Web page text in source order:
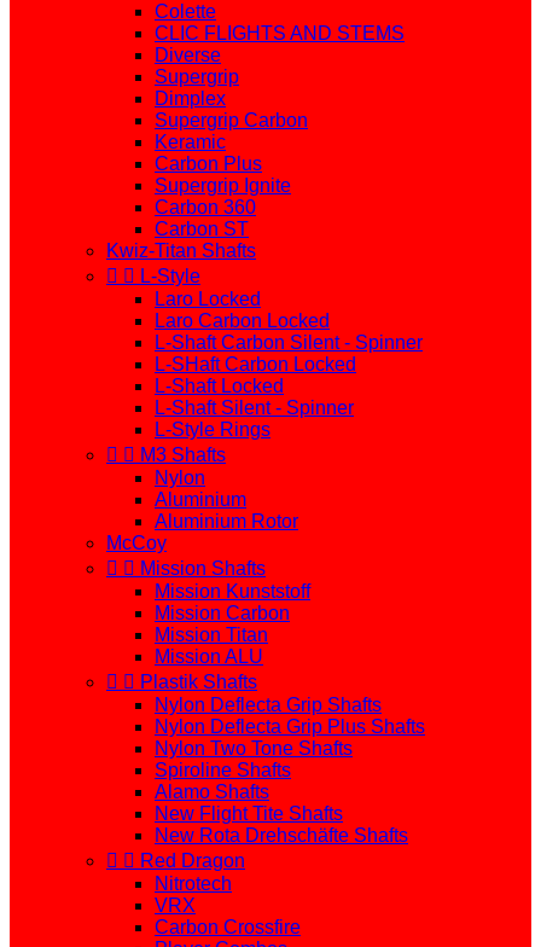
Colette
CLIC FLIGHTS AND STEMS
Diverse
Supergrip
Dimplex
Supergrip Carbon
Keramic
Carbon Plus
Supergrip Ignite
Carbon 360
Carbon ST
Kwiz-Titan Shafts
  L-Style
Laro Locked
Laro Carbon Locked
L-Shaft Carbon Silent - Spinner
L-SHaft Carbon Locked
L-Shaft Locked
L-Shaft Silent - Spinner
L-Style Rings
  M3 Shafts
Nylon
Aluminium
Aluminium Rotor
McCoy
  Mission Shafts
Mission Kunststoff
Mission Carbon
Mission Titan
Mission ALU
  Plastik Shafts
Nylon Deflecta Grip Shafts
Nylon Deflecta Grip Plus Shafts
Nylon Two Tone Shafts
Spiroline Shafts
Alamo Shafts
New Flight Tite Shafts
New Rota Drehschäfte Shafts
  Red Dragon
Nitrotech
VRX
Carbon Crossfire